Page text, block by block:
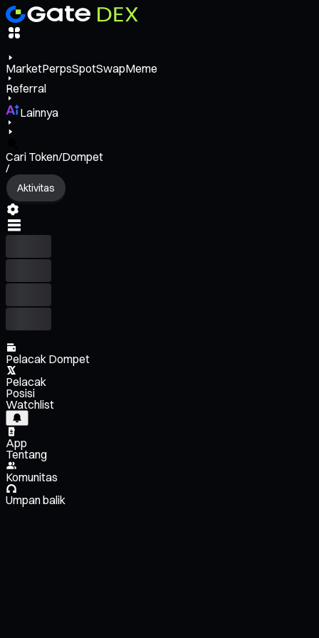
MarketPerpsSpotSwapMeme
Referral
Lainnya
Cari Token/Dompet
/
Aktivitas
Pelacak Dompet
Pelacak
Posisi
Watchlist
App
Tentang
Komunitas
Umpan balik